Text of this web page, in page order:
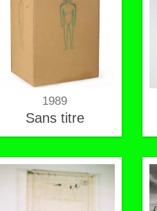
1989
Sans titre